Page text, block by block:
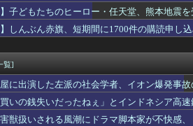
「パワプロ」が「ファミスタ」を倒して以来
の水着きると溢れそう、、、」→お◯ぱいが
居酒屋行く奴はバカ。ホストの初回なら居酒
が2兆円の投資決定ｗｗｗ
「恵まれない子へ募金？そいつらが俺に何か
楽器の技術を修めていない人の音楽
おっぱいプルンプルンにはみ出させて踊るｗ
いてそうなパンティ、真剣に議論
敗 4QS K/BB10.00
】子どもたちのヒーロー・任天堂、熊本地震
】しんぶん赤旗、短期間に1700件の購読申
覧]
屋に出演した左派の社会学者、イオン爆発事
買いの銭失いだったねぇ」とインドネシア高
獣扱いされる風潮にドラマ脚本家が不快感